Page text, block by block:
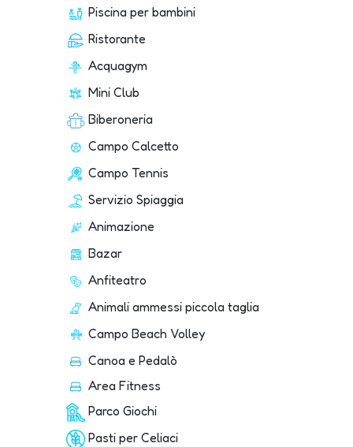
Piscina per bambini
Ristorante
Acquagym
Mini Club
Biberoneria
Campo Calcetto
Campo Tennis
Servizio Spiaggia
Animazione
Bazar
Anfiteatro
Animali ammessi piccola taglia
Campo Beach Volley
Canoa e Pedalò
Area Fitness
Parco Giochi
Pasti per Celiaci